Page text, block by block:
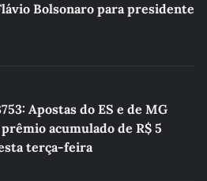
Bolsonaro para presidente
Apostas do ES e de MG
acumulado de R$ 5
terça-feira